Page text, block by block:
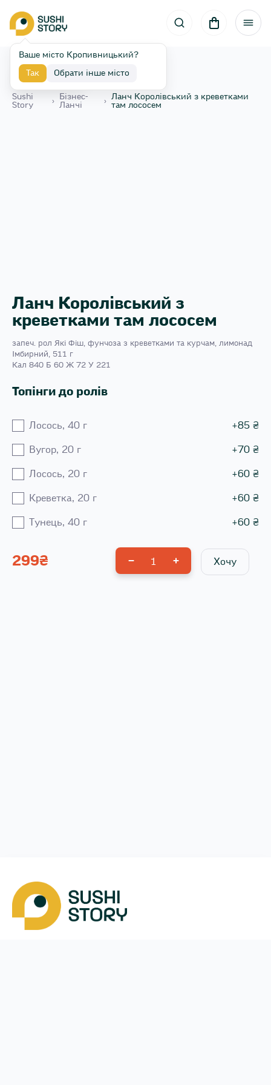
Ваше місто Кропивницький?
Так Обрати інше місто
Назад
Sushi
Story
›
Бізнес-
Ланчі
› Ланч Королівський з креветками
там лососем
Ланч Королівський з
креветками там лососем
запеч. рол Які Фіш, фунчоза з креветками та курчам, лимонад
Імбирний, 511 г
Кал 840 Б 60 Ж 72 У 221
Топінги до ролів
Лосось, 40 г +85 ₴
Вугор, 20 г +70 ₴
Лосось, 20 г +60 ₴
Креветка, 20 г +60 ₴
Тунець, 40 г +60 ₴
299₴ 1 Хочу